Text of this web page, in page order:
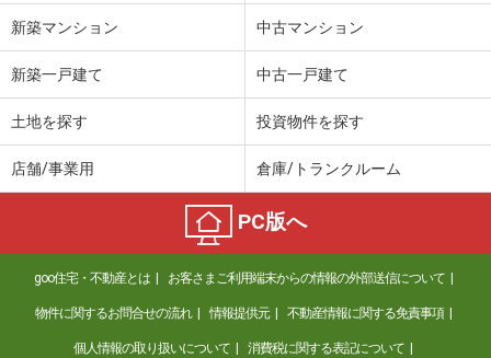
新築マンション 中古マンション
新築一戸建て 中古一戸建て
土地を探す 投資物件を探す
店舗/事業用 倉庫/トランクルーム
PC版へ
goo住宅・不動産とは お客さまご利用端末からの情報の外部送信について
物件に関するお問合せの流れ 情報提供元 不動産情報に関する免責事項
個人情報の取り扱いについて 消費税に関する表記について